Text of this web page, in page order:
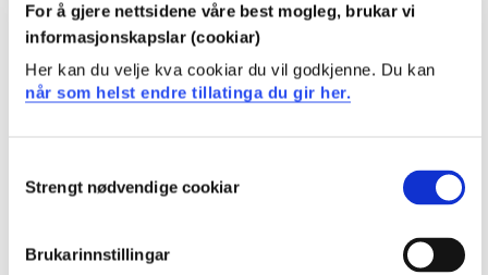
For å gjere nettsidene våre best mogleg, brukar vi
informasjonskapslar (cookiar)
Her kan du velje kva cookiar du vil godkjenne. Du kan
når som helst endre tillatinga du gir her.
Selection
Strengt nødvendige cookiar
Brukarinnstillingar